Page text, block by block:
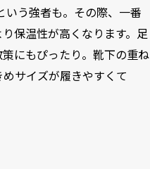
いう強者も。その際、一番
保温性が高くなります。足
にもぴったり。靴下の重ね
サイズが履きやすくて